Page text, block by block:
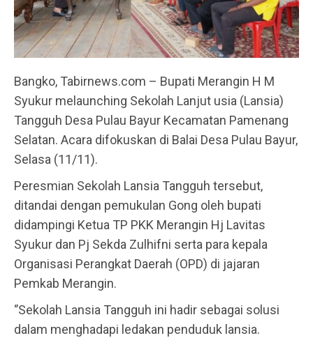
Bangko, Tabirnews.com – Bupati Merangin H M
Syukur melaunching Sekolah Lanjut usia (Lansia)
Tangguh Desa Pulau Bayur Kecamatan Pamenang
Selatan. Acara difokuskan di Balai Desa Pulau Bayur,
Selasa (11/11).
Peresmian Sekolah Lansia Tangguh tersebut,
ditandai dengan pemukulan Gong oleh bupati
didampingi Ketua TP PKK Merangin Hj Lavitas
Syukur dan Pj Sekda Zulhifni serta para kepala
Organisasi Perangkat Daerah (OPD) di jajaran
Pemkab Merangin.
‘’Sekolah Lansia Tangguh ini hadir sebagai solusi
dalam menghadapi ledakan penduduk lansia.